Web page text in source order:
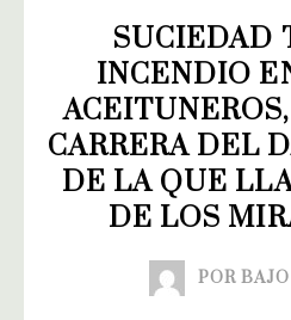
SUCIEDAD
INCENDIO
CARRERA DEL
DE LA QUE
DE LOS
POR